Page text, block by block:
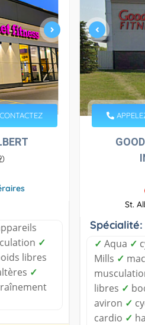
CONTACTEZ
)
✓
libres
✓
St.
Spécialité:
✓ Aqua ✓
Mills ✓
libres ✓
aviron ✓
cardio ✓